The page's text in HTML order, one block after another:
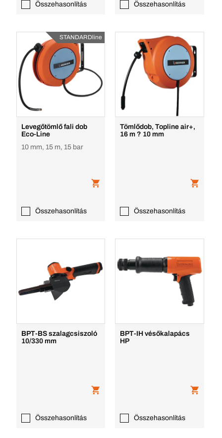
Összehasonlítás Összehasonlítás
STANDARDline
Levegőtömlő fali dob
Eco-Line
10 mm, 15 m, 15 bar
Összehasonlítás
Tömlődob, Topline air+,
16 m ? 10 mm
Összehasonlítás
BPT-BS szalagcsiszoló
10/330 mm
Összehasonlítás
BPT-IH vésőkalapács
HP
Összehasonlítás